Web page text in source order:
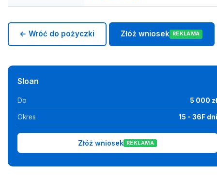
← Wróć do pożyczki Złóż wniosek REKLAMA
Sloan
Do 5 000 zł
Okres 15 - 36F dni
Złóż wniosek REKLAMA